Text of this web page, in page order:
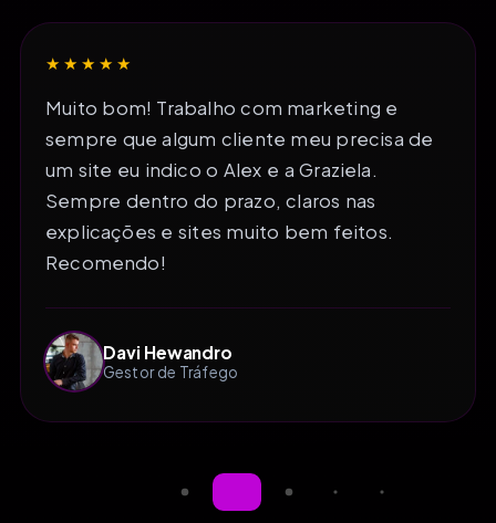
★★★★★
Muito bom! Trabalho com marketing e
sempre que algum cliente meu precisa de
um site eu indico o Alex e a Graziela.
Sempre dentro do prazo, claros nas
explicações e sites muito bem feitos.
Recomendo!
Davi Hewandro
Gestor de Tráfego